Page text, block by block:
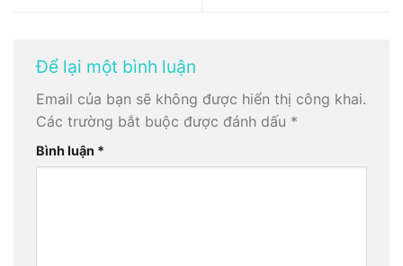
Để lại một bình luận
Email của bạn sẽ không được hiển thị công khai.
Các trường bắt buộc được đánh dấu *
Bình luận *